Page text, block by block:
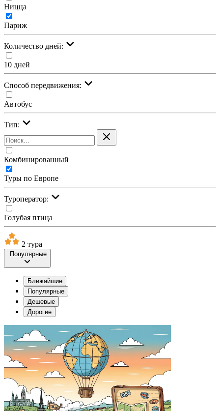
Ницца
Париж
Количество дней:
10 дней
Cпособ передвижения:
Автобус
Тип:
Комбинированный
Туры по Европе
Туроператор:
Голубая птица
2 тура
Популярные
Ближайшие
Популярные
Дешевые
Дорогие